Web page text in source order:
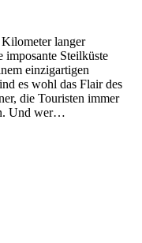
langer
imposante Steilküste
einzigartigen
es wohl das Flair des
die Touristen immer
Und wer…